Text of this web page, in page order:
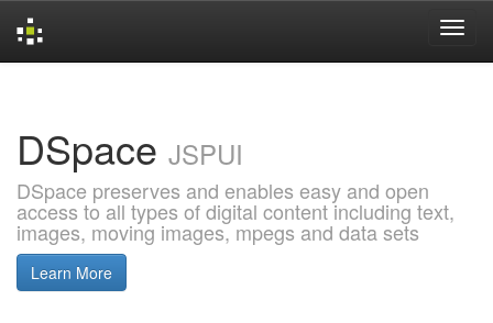
DSpace JSPUI
DSpace preserves and enables easy and open
access to all types of digital content including text,
images, moving images, mpegs and data sets
Learn More